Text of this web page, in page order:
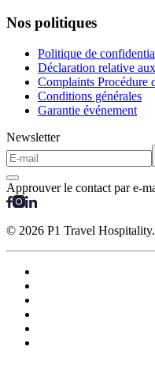
Nos politiques
Politique de
Déclaration relative
Complaints Procédure
Conditions générales
Garantie événement
Newsletter
Approuver le contact par e-
© 2026 P1 Travel